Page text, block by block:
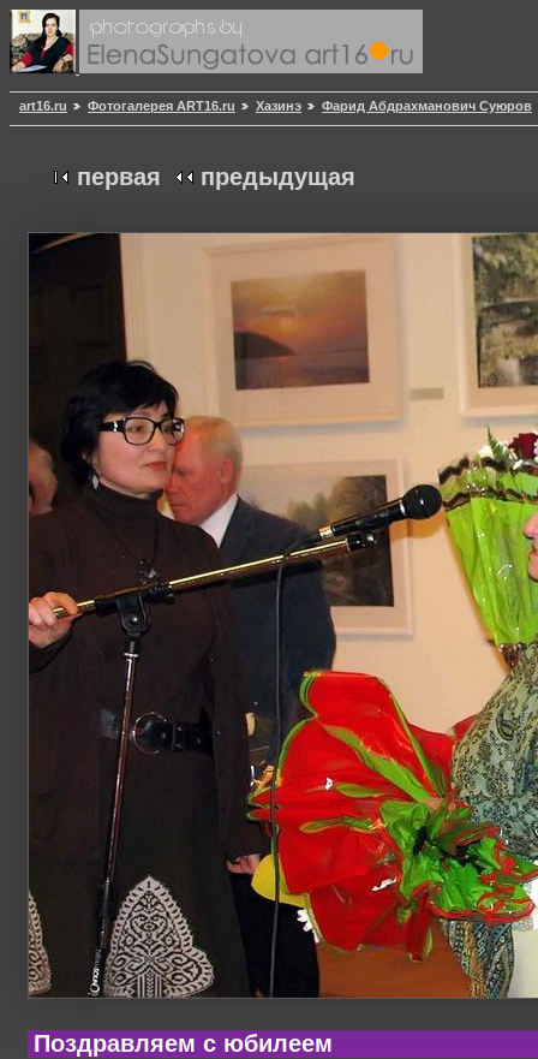
art16.ru Фотогалерея ART16.ru Хазинэ Фарид Абдрахманович Суюров
первая предыдущая
Поздравляем с юбилеем